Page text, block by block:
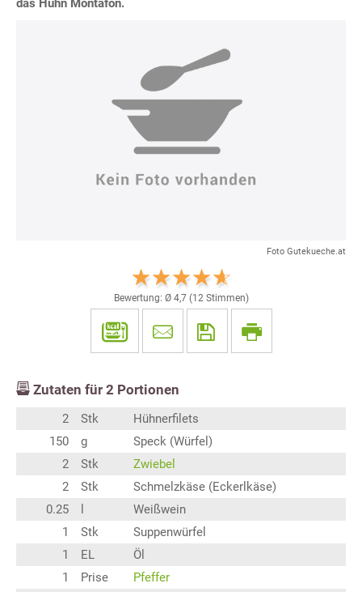
das Huhn Montafon.
Foto Gutekueche.at
Bewertung: Ø 4,7(12Stimmen)
Zutaten für 2 Portionen
2 Stk
Hühnerfilets
150
g
Speck (Würfel)
2
Stk
Zwiebel
2
Stk
Schmelzkäse (Eckerlkäse)
0.25
Weißwein
1
Stk
Suppenwürfel
1
EL
Öl
1
Prise
Pfeffer